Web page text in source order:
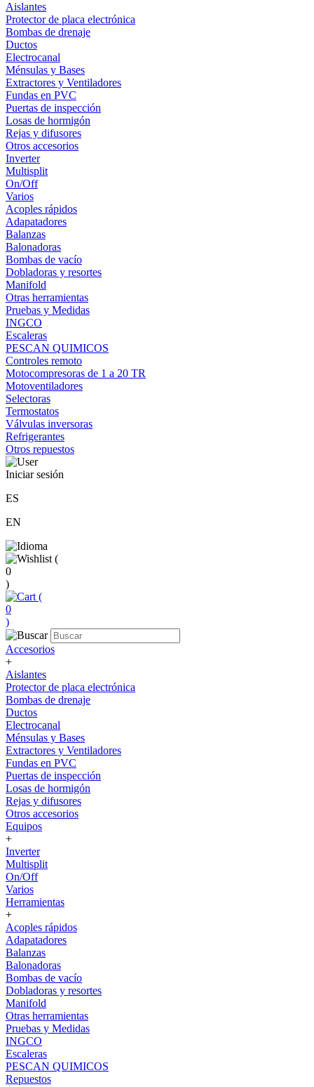
Aislantes
Protector de placa electrónica
Bombas de drenaje
Ductos
Electrocanal
Ménsulas y Bases
Extractores y Ventiladores
Fundas en PVC
Puertas de inspección
Losas de hormigón
Rejas y difusores
Otros accesorios
Inverter
Multisplit
On/Off
Varios
Acoples rápidos
Adapatadores
Balanzas
Balonadoras
Bombas de vacío
Dobladoras y resortes
Manifold
Otras herramientas
Pruebas y Medidas
INGCO
Escaleras
PESCAN QUIMICOS
Controles remoto
Motocompresoras de 1 a 20 TR
Motoventiladores
Selectoras
Termostatos
Válvulas inversoras
Refrigerantes
Otros repuestos
Iniciar sesión
ES
EN
(
0
)
(
0
)
Accesorios
+
Aislantes
Protector de placa electrónica
Bombas de drenaje
Ductos
Electrocanal
Ménsulas y Bases
Extractores y Ventiladores
Fundas en PVC
Puertas de inspección
Losas de hormigón
Rejas y difusores
Otros accesorios
Equipos
+
Inverter
Multisplit
On/Off
Varios
Herramientas
+
Acoples rápidos
Adapatadores
Balanzas
Balonadoras
Bombas de vacío
Dobladoras y resortes
Manifold
Otras herramientas
Pruebas y Medidas
INGCO
Escaleras
PESCAN QUIMICOS
Repuestos